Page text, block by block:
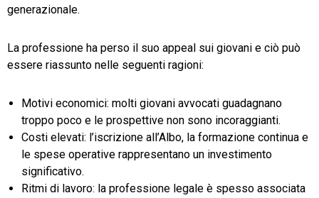
generazionale.
La professione ha perso il suo appeal sui giovani e ciò può
essere riassunto nelle seguenti ragioni:
Motivi economici: molti giovani avvocati guadagnano
troppo poco e le prospettive non sono incoraggianti.
Costi elevati: l’iscrizione all’Albo, la formazione continua e
le spese operative rappresentano un investimento
significativo.
Ritmi di lavoro: la professione legale è spesso associata